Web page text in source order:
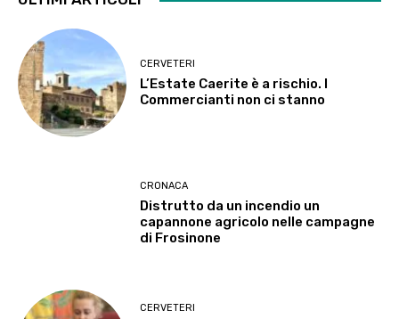
CERVETERI
L’Estate Caerite è a rischio. I
Commercianti non ci stanno
CRONACA
Distrutto da un incendio un
capannone agricolo nelle campagne
di Frosinone
CERVETERI